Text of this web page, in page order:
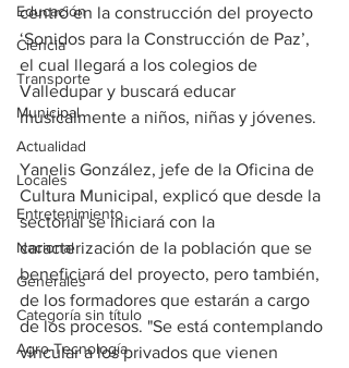
Educación
Ciencia
Transporte
Municipal
Actualidad
Locales
Entretenimiento
Nacional
Generales
Categoría sin título
Agro-Tecnología
centró en la construcción del proyecto
‘Sonidos para la Construcción de Paz’,
el cual llegará a los colegios de
Valledupar y buscará educar
musicalmente a niños, niñas y jóvenes.
Yanelis González, jefe de la Oficina de
Cultura Municipal, explicó que desde la
sectorial se iniciará con la
caracterización de la población que se
beneficiará del proyecto, pero también,
de los formadores que estarán a cargo
de los procesos. "Se está contemplando
vincular a los privados que vienen